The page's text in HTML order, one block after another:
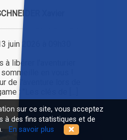
Xavier
2026 à 09h30
à libérer l'aventurier
en vous !
de l'aventure lors de
: "Les clés de [...]
sur ce site, vous acceptez
à des fins statistiques et de
En savoir plus